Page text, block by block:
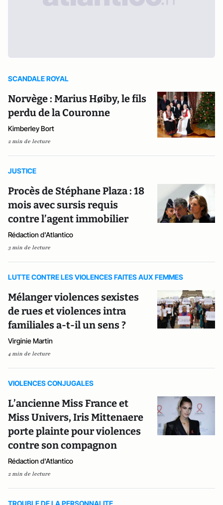
SCANDALE ROYAL
Norvège : Marius Høiby, le fils
perdu de la Couronne
Kimberley Bort
2 min de lecture
JUSTICE
Procès de Stéphane Plaza : 18
mois avec sursis requis
contre l’agent immobilier
Rédaction d'Atlantico
3 min de lecture
LUTTE CONTRE LES VIOLENCES FAITES AUX FEMMES
Mélanger violences sexistes
de rues et violences intra
familiales a-t-il un sens ?
Virginie Martin
4 min de lecture
VIOLENCES CONJUGALES
L’ancienne Miss France et
Miss Univers, Iris Mittenaere
porte plainte pour violences
contre son compagnon
Rédaction d'Atlantico
2 min de lecture
TROUBLE DE LA PERSONNALITE